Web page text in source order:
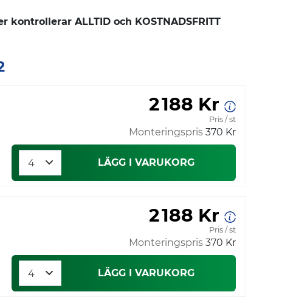
kontrollerar ALLTID och KOSTNADSFRITT
2 188 Kr
Pris / st
Monteringspris 370 Kr
LÄGG I VARUKORG
2 188 Kr
Pris / st
Monteringspris 370 Kr
LÄGG I VARUKORG